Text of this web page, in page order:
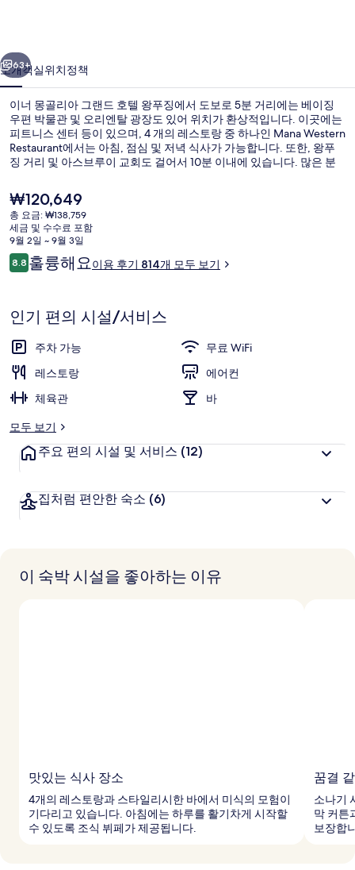
랜
드
호
텔
왕
푸
징
의
사
갤
러
리
63+
소개객실위치정책
이너 몽골리아 그랜드 호텔 왕푸징에서 도보로 5분 거리에는 베이징
우편 박물관 및 오리엔탈 광장도 있어 위치가 환상적입니다. 이곳에는
피트니스 센터 등이 있으며, 4 개의 레스토랑 중 하나인 Mana Western
Restaurant에서는 아침, 점심 및 저녁 식사가 가능합니다. 또한, 왕푸
징 거리 및 아스브루이 교회도 걸어서 10분 이내에 있습니다. 많은 분
역에서 도보로 6분, 왕푸징 역에서는 10분 거리에 있어 대중 교통편을
이용하기 편리합니다.
현
재
가
격
은
₩120,649
₩120,649
총 요금: ₩138,759
세금 및 수수료 포함
9월 2일 ~ 9월 3일
이
용
기
8.810점 만점 중 8.8점.
훌륭해요이용 후기 814개 모두 보기
인기 편의 시설/서비스
주차 가능
무료 WiFi
레스토랑
에어컨
체육관
바
모두 보기
주요 편의 시설 및 서비스 (12)
집처럼 편안한 숙소 (6)
이 숙박 시설을 좋아하는 이유
맛있는 식사 장소
4개의 레스토랑과 스타일리시한 바에서 미식의 모험이
기다리고 있습니다. 아침에는 하루를 활기차게 시작할
수 있도록 조식 뷔페가 제공됩니다.
꿈결
소나기
막 커튼
보장합